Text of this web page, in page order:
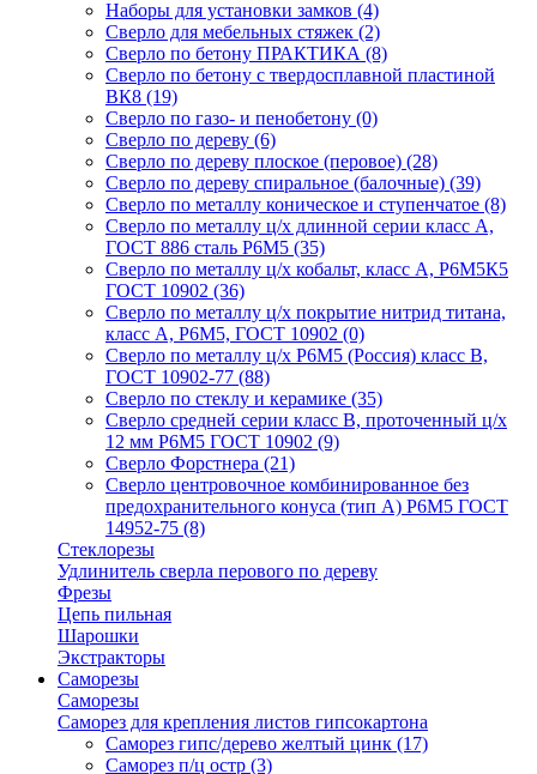
Наборы для установки замков (4)
Сверло для мебельных стяжек (2)
Сверло по бетону ПРАКТИКА (8)
Сверло по бетону с твердосплавной пластиной
ВК8 (19)
Сверло по газо- и пенобетону (0)
Сверло по дереву (6)
Сверло по дереву плоское (перовое) (28)
Сверло по дереву спиральное (балочные) (39)
Сверло по металлу коническое и ступенчатое (8)
Сверло по металлу ц/х длинной серии класс А,
ГОСТ 886 сталь Р6М5 (35)
Сверло по металлу ц/х кобальт, класс А, Р6М5К5
ГОСТ 10902 (36)
Сверло по металлу ц/х покрытие нитрид титана,
класс А, Р6М5, ГОСТ 10902 (0)
Сверло по металлу ц/х Р6М5 (Россия) класс В,
ГОСТ 10902-77 (88)
Сверло по стеклу и керамике (35)
Сверло средней серии класс В, проточенный ц/х
12 мм Р6М5 ГОСТ 10902 (9)
Сверло Форстнера (21)
Сверло центровочное комбинированное без
предохранительного конуса (тип А) Р6М5 ГОСТ
14952-75 (8)
Стеклорезы
Удлинитель сверла перового по дереву
Фрезы
Цепь пильная
Шарошки
Экстракторы
Саморезы
Саморезы
Саморез для крепления листов гипсокартона
Саморез гипс/дерево желтый цинк (17)
Саморез п/ц остр (3)